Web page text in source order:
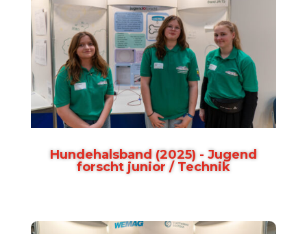
Hundehalsband (2025) - Jugend
forscht junior / Technik